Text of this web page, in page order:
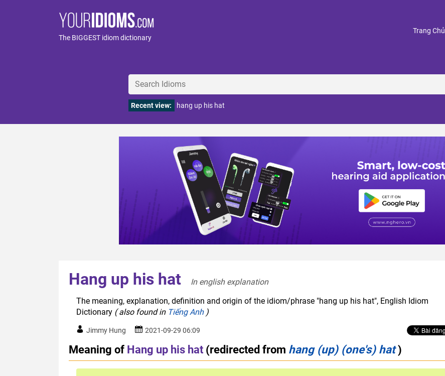
The BIGGEST idiom dictionary
Trang Chủ
Recent view: hang up his hat
Hang up his hat
In english explanation
The meaning, explanation, definition and origin of the idiom/phrase "hang up his hat", English Idiom
Dictionary ( also found in Tiếng Anh)
Jimmy Hung 2021-09-29 06:09
Meaning of Hang up his hat (redirected from hang (up) (one's) hat)